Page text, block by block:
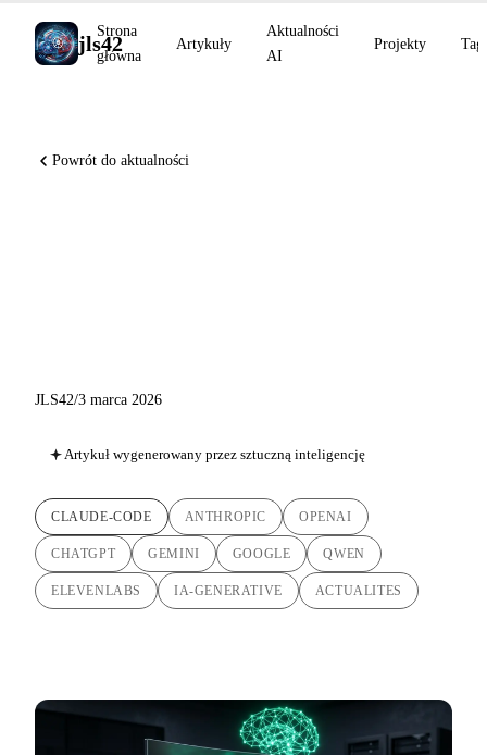
jls42
Strona
główna
Artykuły
Aktualności
AI
Projekty Tagi
Powrót do aktualności
JLS42/3 marca 2026
Artykuł wygenerowany przez sztuczną inteligencję
CLAUDE-CODE ANTHROPIC OPENAI
CHATGPT GEMINI GOOGLE QWEN
ELEVENLABS IA-GENERATIVE ACTUALITES